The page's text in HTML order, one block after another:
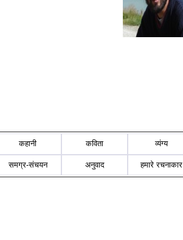
कहानी कविता व्यंग्य
समग्र-संचयन अनुवाद हमारे रचनाकार